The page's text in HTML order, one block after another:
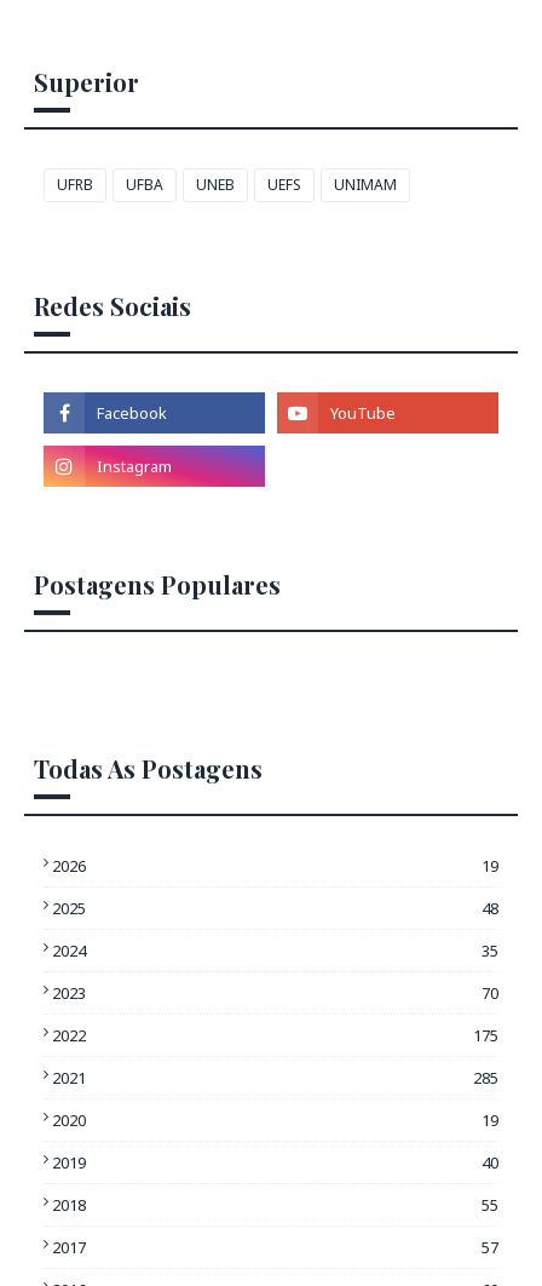
Superior
UFRB UFBA UNEB UEFS UNIMAM
Redes Sociais
Postagens Populares
Todas As Postagens
2026
19
2025
48
2024
35
2023
70
2022
175
2021
285
2020
19
2019
40
2018
55
2017
57